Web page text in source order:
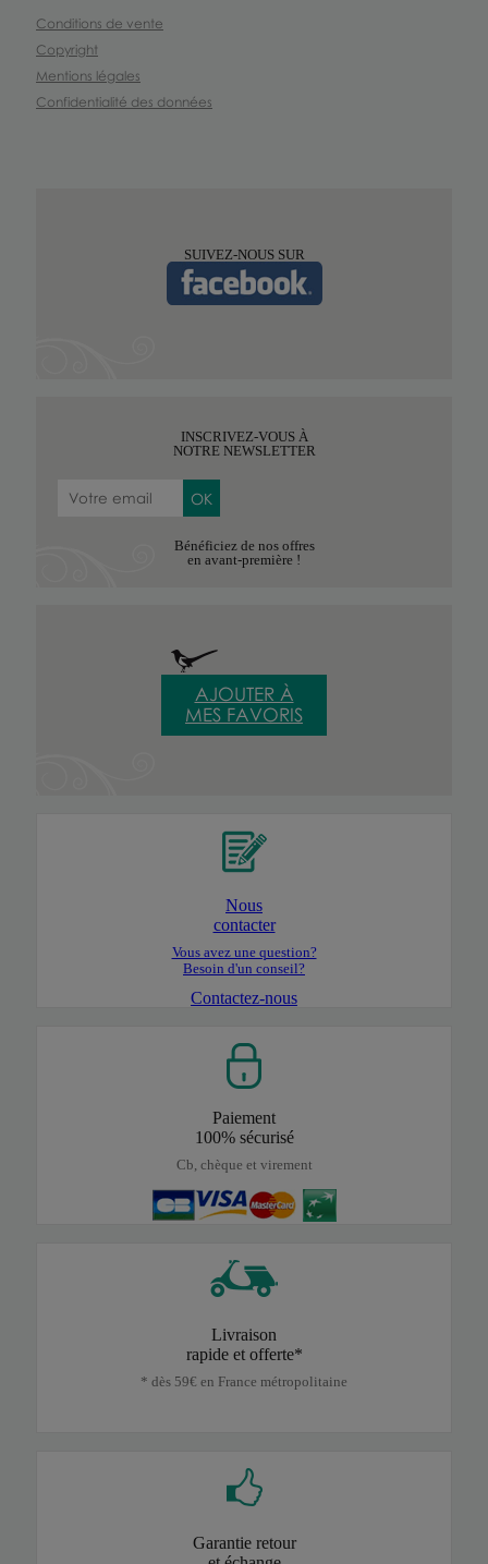
Conditions de vente
Copyright
Mentions légales
Confidentialité des données
SUIVEZ-NOUS SUR
INSCRIVEZ-VOUS À
NOTRE NEWSLETTER
Bénéficiez de nos offres
en avant-première !
AJOUTER À
MES FAVORIS
Nous
contacter
Vous avez une question?
Besoin d'un conseil?
Contactez-nous
Paiement
100% sécurisé
Cb, chèque et virement
Livraison
rapide et offerte*
* dès 59€ en France métropolitaine
Garantie retour